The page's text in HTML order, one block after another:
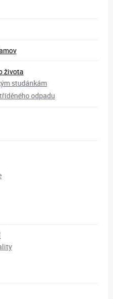
života
studánkám
odpadu